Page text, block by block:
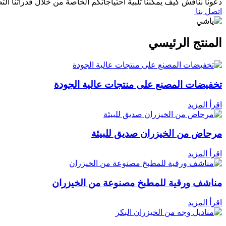
دعونا نناقش كيف يمكننا تلبية احتياجاتكم الخاصة من خلال قدراتنا
اتصل بنا
المنتج الرئيسي
تخفيضات المصنع على منتجات عالية الجودة
اقرأ المزيد
مرحاض من الخيزران صديق للبيئة
اقرأ المزيد
مناشف ورقية للمطبخ مصنوعة من الخيزران
اقرأ المزيد